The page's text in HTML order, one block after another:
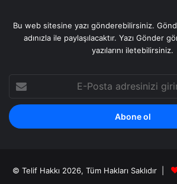
Bu web sitesine yazı gönderebilirsiniz.
adınızla ile paylaşılacaktır. Yazı Gönder
yazılarını iletebilirsiniz.
Posta
adresinizi
giriniz
© Telif Hakkı 2026, Tüm Hakları Saklıdır |